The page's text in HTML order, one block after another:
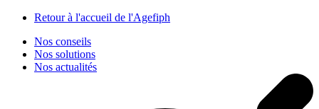
Retour à l'accueil de l'Agefiph
Nos conseils
Nos solutions
Nos actualités